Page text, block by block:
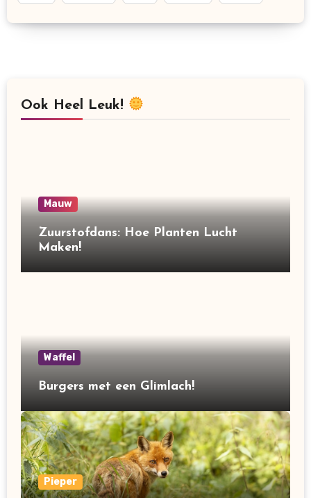
Ook Heel Leuk!
Mauw
Zuurstofdans: Hoe Planten Lucht
Maken!
Waffel
Burgers met een Glimlach!
Pieper